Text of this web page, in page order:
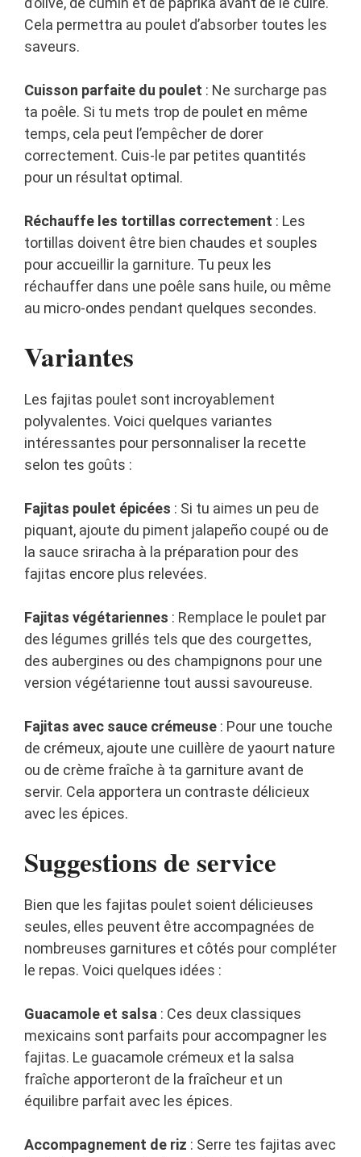
Cela permettra au poulet d’absorber toutes les
saveurs.
Cuisson parfaite du poulet : Ne surcharge pas
ta poêle. Si tu mets trop de poulet en même
temps, cela peut l’empêcher de dorer
correctement. Cuis-le par petites quantités
pour un résultat optimal.
Réchauffe les tortillas correctement : Les
tortillas doivent être bien chaudes et souples
pour accueillir la garniture. Tu peux les
réchauffer dans une poêle sans huile, ou même
au micro-ondes pendant quelques secondes.
Variantes
Les fajitas poulet sont incroyablement
polyvalentes. Voici quelques variantes
intéressantes pour personnaliser la recette
selon tes goûts :
Fajitas poulet épicées : Si tu aimes un peu de
piquant, ajoute du piment jalapeño coupé ou de
la sauce sriracha à la préparation pour des
fajitas encore plus relevées.
Fajitas végétariennes : Remplace le poulet par
des légumes grillés tels que des courgettes,
des aubergines ou des champignons pour une
version végétarienne tout aussi savoureuse.
Fajitas avec sauce crémeuse : Pour une touche
de crémeux, ajoute une cuillère de yaourt nature
ou de crème fraîche à ta garniture avant de
servir. Cela apportera un contraste délicieux
avec les épices.
Suggestions de service
Bien que les fajitas poulet soient délicieuses
seules, elles peuvent être accompagnées de
nombreuses garnitures et côtés pour compléter
le repas. Voici quelques idées :
Guacamole et salsa : Ces deux classiques
mexicains sont parfaits pour accompagner les
fajitas. Le guacamole crémeux et la salsa
fraîche apporteront de la fraîcheur et un
équilibre parfait avec les épices.
Accompagnement de riz : Serre tes fajitas avec